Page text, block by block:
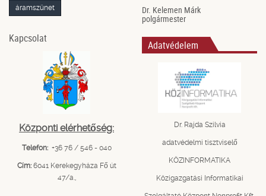
áramszünet
Kapcsolat
Központi elérhetőség:
Telefon: +36 76 / 546 - 040
Cím: 6041 Kerekegyháza Fő út
47/a.,
Dr. Kelemen Márk
polgármester
Adatvédelem
Dr. Rajda Szilvia
adatvédelmi tisztviselő
KÖZINFORMATIKA
Közigazgatási Informatikai